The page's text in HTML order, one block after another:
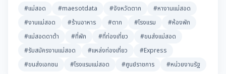
#แม่สอด #maesotdata #จังหวัดตาก
#หางานแม่สอด
#งานแม่สอด
#ร้านอาหาร #ตาก #โรงแรม
#ห้องพัก
#แม่สอดดาต้า
#ที่พัก #ที่ท่องเที่ยว
#ขนส่งแม่สอด
#รับสมัครงานแม่สอด
#แหล่งท่องเที่ยว
#Express
#ขนส่งเอกชน
#โรงแรมแม่สอด #ศูนย์ราชการ #หน่วยงานรัฐ